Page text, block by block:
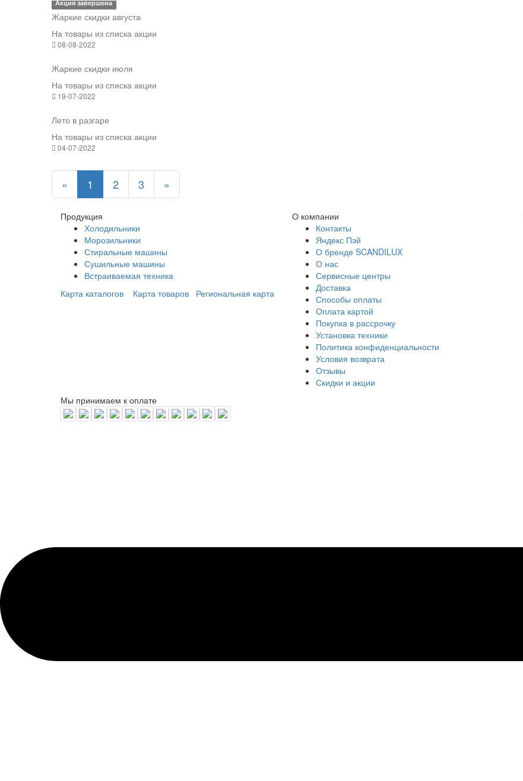
Акция завершена
Жаркие скидки августа
На товары из списка акции
08-08-2022
Жаркие скидки июля
На товары из списка акции
19-07-2022
Лето в разгаре
На товары из списка акции
04-07-2022
« 1 2 3 »
Продукция О компании
Холодильники
Морозильники
Стиральные машины
Сушильные машины
Встраиваемая техника
Карта каталогов
Карта товаров Региональная карта
Контакты
Яндекс Пэй
О бренде SCANDILUX
О нас
Сервисные центры
Доставка
Способы оплаты
Оплата картой
Покупка в рассрочку
Установка техники
Политика конфиденциальности
Условия возврата
Отзывы
Скидки и акции
Мы принимаем к оплате